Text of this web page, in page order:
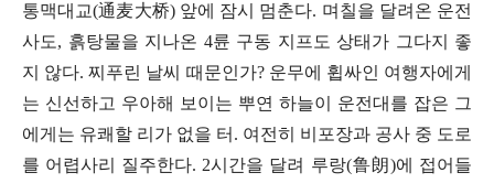
통맥대교(通麦大桥) 앞에 잠시 멈춘다. 며칠을 달려온 운전
사도, 흙탕물을 지나온 4륜 구동 지프도 상태가 그다지 좋
지 않다.찌푸린 날씨 때문인가? 운무에 휩싸인 여행자에게
는 신선하고 우아해 보이는 뿌연 하늘이 운전대를 잡은 그
에게는 유쾌할 리가 없을 터 . 여전히 비포장과 공사 중 도로
를 어렵사리 질주한다. 2시간을 달려 루랑(鲁朗)에 접어들